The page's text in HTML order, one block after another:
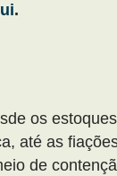
.
os
até as
de